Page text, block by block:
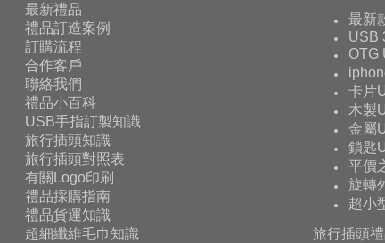
最新禮品
禮品訂造案例
訂購流程
合作客戶
聯絡我們
禮品小百科
USB手指訂製知識
旅行插頭知識
旅行插頭對照表
有關Logo印刷
禮品採購指南
禮品貨運知識
超細纖維毛巾知識
最新
USB
OTG
卡片
木製
金屬
鎖匙
平價
旋轉
超小
旅行插頭